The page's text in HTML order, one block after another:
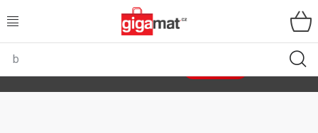
na
VŠECHNY KATEGORIE